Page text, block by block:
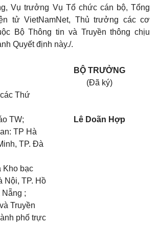
Vụ trưởng Vụ Tổ chức cán bộ, Tổng
tử VietNamNet, Thủ trưởng các cơ
Bộ Thông tin và Truyền thông chịu
Quyết định này./.
Thứ
TW;
TP Hà
TP. Đà
Kho bạc
Nội, TP. Hồ
;
Truyền
phố trực
BỘ TRƯỞNG
(Đã ký)
Lê Doãn Hợp